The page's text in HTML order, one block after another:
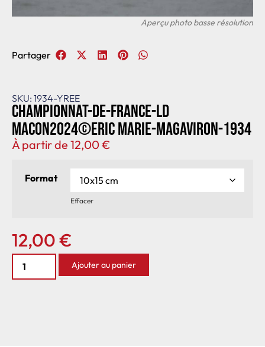
SKU: 1934-YREE
Championnat-de-France-LD
Macon2024©Eric Marie-MagAviron-1934
À partir de 12,00€
Format
Effacer
12,00€
Ajouter au panier
Partager